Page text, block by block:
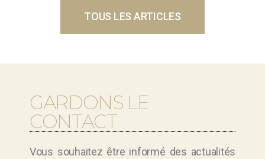
TOUS LES ARTICLES
GARDONS LE
CONTACT
Vous souhaitez être informé des actualités